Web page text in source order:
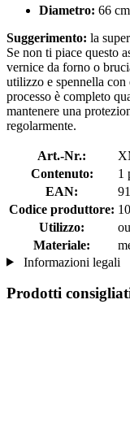
Diametro: 66 cm
Suggerimento: la
Se non ti piace questo
vernice da forno o
utilizzo e spennella
processo è completo
mantenere una
regolarmente.
Art.-Nr.:
Contenuto:
1
EAN:
Codice produttore:
Utilizzo:
Materiale:
Informazioni legali
Prodotti